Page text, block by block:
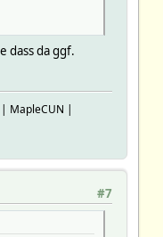
dass da ggf.
| MapleCUN |
#7